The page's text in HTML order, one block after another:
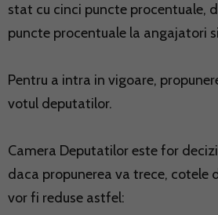
stat cu cinci puncte procentuale,
puncte procentuale la angajatori
Pentru a intra in vigoare,
votul deputatilor.
Camera Deputatilor este for
daca propunerea va trece, cotele
vor fi reduse astfel: